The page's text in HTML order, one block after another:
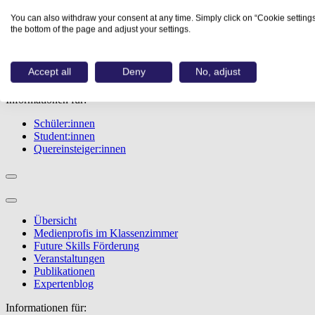
Übersicht
Berufe
Studiengänge
Berufstest
Bewerbungstipps
Informationen für:
Schüler:innen
Student:innen
Quereinsteiger:innen
Übersicht
Medienprofis im Klassenzimmer
Future Skills Förderung
Veranstaltungen
Publikationen
Expertenblog
Informationen für:
You can also withdraw your consent at any time. Simply click on “Cookie
the bottom of the page and adjust your settings.
Accept all Deny No, adjust